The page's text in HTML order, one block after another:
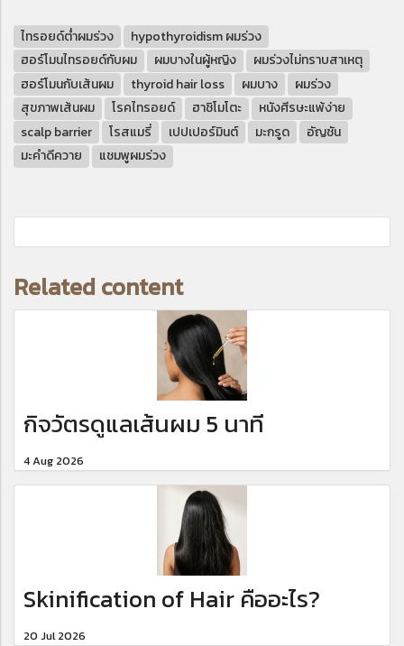
ไทรอยด์ต่ำผมร่วง
hypothyroidism ผมร่วง
ฮอร์โมนไทรอยด์กับผม
ผมบางในผู้หญิง
ผมร่วงไม่ทราบสาเหตุ
ฮอร์โมนกับเส้นผม
thyroid hair loss ผมบาง
ผมร่วง
สุขภาพเส้นผม
โรคไทรอยด์ ฮาชิโมโตะ
หนังศีรษะแพ้ง่าย
scalp barrier
โรสแมรี่ เปปเปอร์มินต์ มะกรูด
อัญชัน
มะคำดีควาย
แชมพูผมร่วง
Related content
กิจวัตรดูแลเส้นผม 5 นาที
4 Aug 2026
Skinification of Hair คืออะไร?
20 Jul 2026